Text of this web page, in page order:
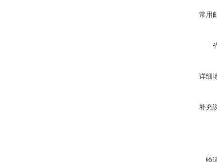
常用
详细
补充
验